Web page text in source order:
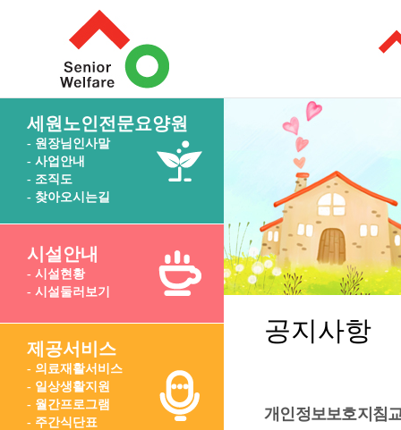
세원노인전문요양원
- 원장님인사말
- 사업안내
- 조직도
- 찾아오시는길
시설안내
- 시설현황
- 시설둘러보기
제공서비스
- 의료재활서비스
- 일상생활지원
- 월간프로그램
- 주간식단표
공지사항
개인정보보호지침